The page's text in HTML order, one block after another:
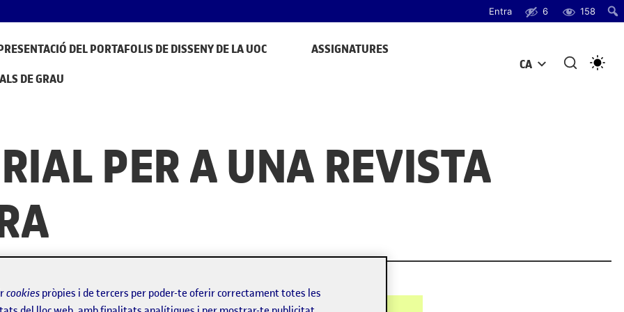
Entra 6 158
DEL PORTAFOLIS DE DISSENY DE LA UOC
ASSIGNATURES
DE GRAU
CA
OBRE EL MENÚ
PER A UNA REVISTA
cookies pròpies i de tercers per poder-te oferir correctament totes les